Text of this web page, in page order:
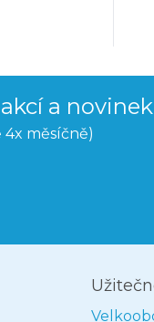
a
4x měsíčně)